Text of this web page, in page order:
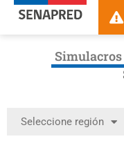
Seleccione región